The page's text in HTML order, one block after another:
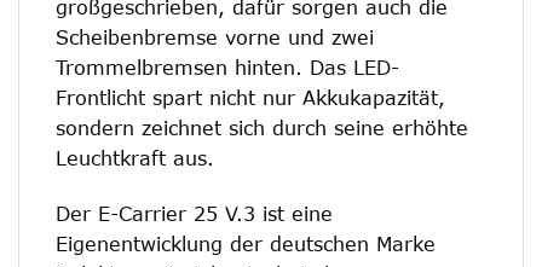
großgeschrieben, dafür sorgen auch die
Scheibenbremse vorne und zwei
Trommelbremsen hinten. Das LED-
Frontlicht spart nicht nur Akkukapazität,
sondern zeichnet sich durch seine erhöhte
Leuchtkraft aus.
Der E-Carrier 25 V.3 ist eine
Eigenentwicklung der deutschen Marke